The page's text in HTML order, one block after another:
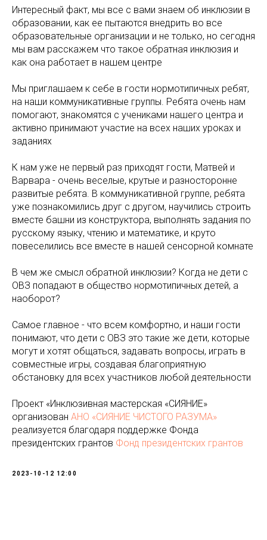
Интересный факт, мы все с вами знаем об инклюзии в
образовании, как ее пытаются внедрить во все
образовательные организации и не только, но сегодня
мы вам расскажем что такое обратная инклюзия и
как она работает в нашем центре
Мы приглашаем к себе в гости нормотипичных ребят,
на наши коммуникативные группы. Ребята очень нам
помогают, знакомятся с учениками нашего центра и
активно принимают участие на всех наших уроках и
заданиях
К нам уже не первый раз приходят гости, Матвей и
Варвара - очень веселые, крутые и разносторонне
развитые ребята. В коммуникативной группе, ребята
уже познакомились друг с другом, научились строить
вместе башни из конструктора, выполнять задания по
русскому языку, чтению и математике, и круто
повеселились все вместе в нашей сенсорной комнате
В чем же смысл обратной инклюзии? Когда не дети с
ОВЗ попадают в общество нормотипичных детей, а
наоборот?
Самое главное - что всем комфортно, и наши гости
понимают, что дети с ОВЗ это такие же дети, которые
могут и хотят общаться, задавать вопросы, играть в
совместные игры, создавая благоприятную
обстановку для всех участников любой деятельности
Проект «Инклюзивная мастерская «СИЯНИЕ»
организован АНО «СИЯНИЕ ЧИСТОГО РАЗУМА»
реализуется благодаря поддержке Фонда
президентских грантов Фонд президентских грантов
2023-10-12 12:00